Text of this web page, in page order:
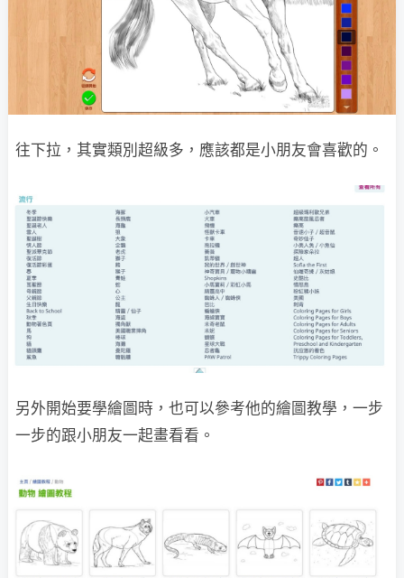
往下拉，其實類別超級多，應該都是小朋友會喜歡的。
另外開始要學繪圖時，也可以參考他的繪圖教學，一步
一步的跟小朋友一起畫看看。